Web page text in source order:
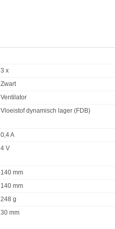
3 x
Zwart
Ventilator
Vloeistof dynamisch lager (FDB)
0,4 A
4 V
140 mm
140 mm
248 g
30 mm